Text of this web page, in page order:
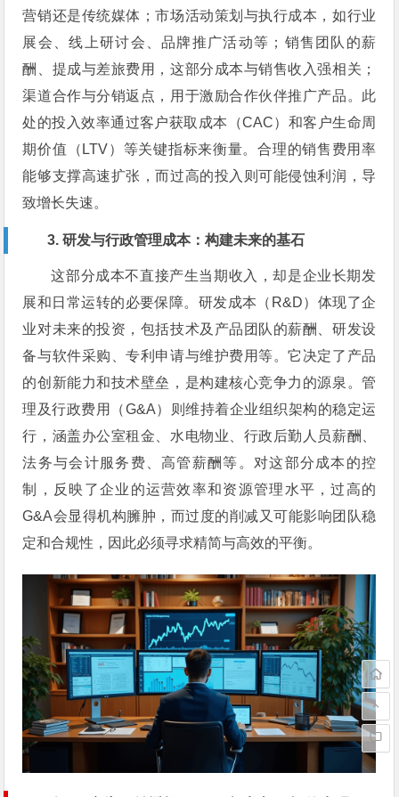
营销还是传统媒体；市场活动策划与执行成本，如行业
展会、线上研讨会、品牌推广活动等；销售团队的薪
酬、提成与差旅费用，这部分成本与销售收入强相关；
渠道合作与分销返点，用于激励合作伙伴推广产品。此
处的投入效率通过客户获取成本（CAC）和客户生命周
期价值（LTV）等关键指标来衡量。合理的销售费用率
能够支撑高速扩张，而过高的投入则可能侵蚀利润，导
致增长失速。
3. 研发与行政管理成本：构建未来的基石
这部分成本不直接产生当期收入，却是企业长期发
展和日常运转的必要保障。研发成本（R&D）体现了企
业对未来的投资，包括技术及产品团队的薪酬、研发设
备与软件采购、专利申请与维护费用等。它决定了产品
的创新能力和技术壁垒，是构建核心竞争力的源泉。管
理及行政费用（G&A）则维持着企业组织架构的稳定运
行，涵盖办公室租金、水电物业、行政后勤人员薪酬、
法务与会计服务费、高管薪酬等。对这部分成本的控
制，反映了企业的运营效率和资源管理水平，过高的
G&A会显得机构臃肿，而过度的削减又可能影响团队稳
定和合规性，因此必须寻求精简与高效的平衡。